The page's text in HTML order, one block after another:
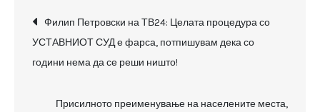
Заев
е
нивната
Post
navigation
Филип Петровски на ТВ24: Целата процедура со
УСТАВНИОТ СУД е фарса, потпишувам дека со
години нема да се реши ништо!
Присилното преименување на населените места,